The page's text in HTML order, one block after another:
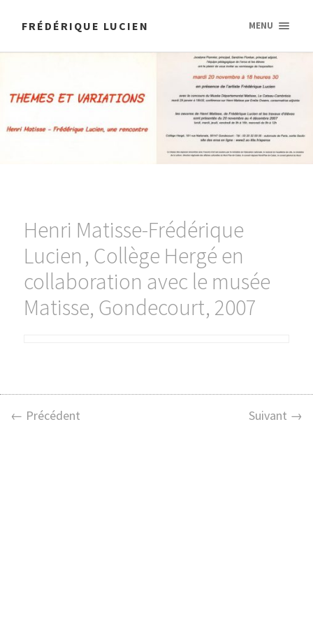
FRÉDÉRIQUE LUCIEN MENU
Henri Matisse-Frédérique
Lucien , Collège Hergé en
collaboration avec le musée
Matisse, Gondecourt, 2007
← Précédent Suivant →